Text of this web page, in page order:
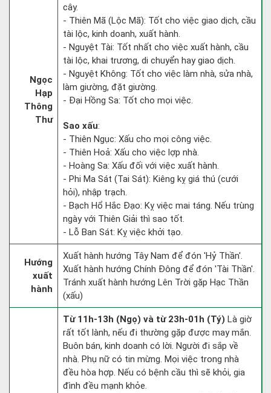
Ngọc
Hạp
Thông
Thư
cây.
- Thiên Mã (Lộc Mã): Tốt cho việc giao dịch, cầu
tài lộc, kinh doanh, xuất hành.
- Nguyệt Tài: Tốt nhất cho việc xuất hành, cầu
tài lộc, khai trương, di chuyển hay giao dịch.
- Nguyệt Không: Tốt cho việc làm nhà, sửa nhà,
làm giường, đặt giường.
- Đại Hồng Sa: Tốt cho mọi việc.
Sao xấu:
- Thiên Ngục: Xấu cho mọi công việc.
- Thiên Hoả: Xấu cho việc lợp nhà.
- Hoàng Sa: Xấu đối với việc xuất hành.
- Phi Ma Sát (Tai Sát): Kiêng kỵ giá thú (cưới
hỏi), nhập trạch.
- Bạch Hổ Hắc Đạo: Kỵ việc mai táng. Nếu trùng
ngày với Thiên Giải thì sao tốt.
- Lỗ Ban Sát: Kỵ việc khởi tạo.
Hướng
xuất
hành
Xuất hành hướng Tây Nam để đón 'Hỷ Thần'.
Xuất hành hướng Chính Đông để đón 'Tài Thần'.
Tránh xuất hành hướng Lên Trời gặp Hạc Thần
(xấu)
Từ 11h-13h (Ngọ) và từ 23h-01h (Tý) Là giờ
rất tốt lành, nếu đi thường gặp được may mắn.
Buôn bán, kinh doanh có lời. Người đi sắp về
nhà. Phụ nữ có tin mừng. Mọi việc trong nhà
đều hòa hợp. Nếu có bệnh cầu thì sẽ khỏi, gia
đình đều mạnh khỏe.